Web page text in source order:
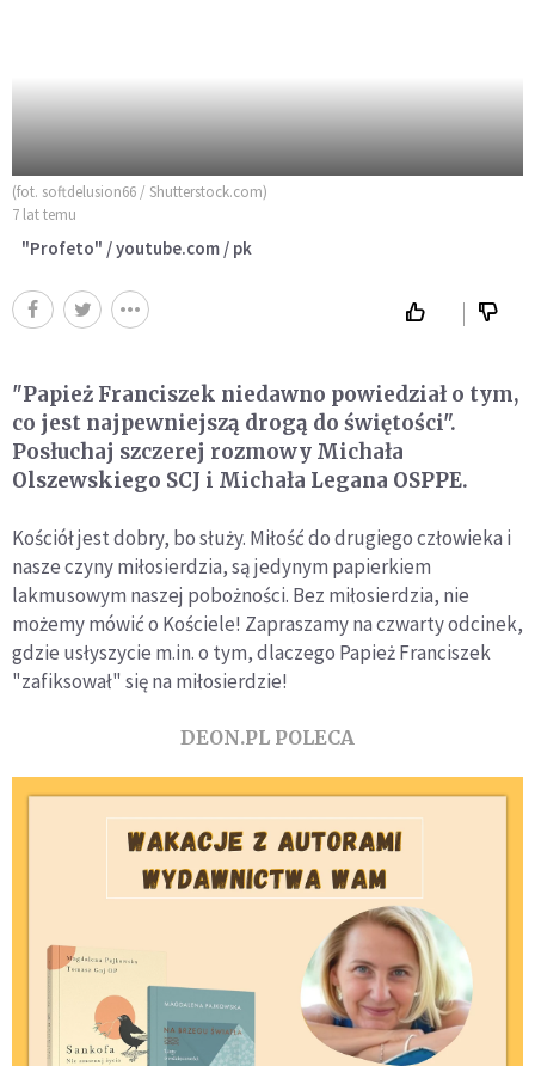
(fot. softdelusion66 / Shutterstock.com)
7 lat temu
"Profeto" / youtube.com / pk
"Papież Franciszek niedawno powiedział o tym,
co jest najpewniejszą drogą do świętości".
Posłuchaj szczerej rozmowy Michała
Olszewskiego SCJ i Michała Legana OSPPE.
Kościół jest dobry, bo służy. Miłość do drugiego człowieka i
nasze czyny miłosierdzia, są jedynym papierkiem
lakmusowym naszej pobożności. Bez miłosierdzia, nie
możemy mówić o Kościele! Zapraszamy na czwarty odcinek,
gdzie usłyszycie m.in. o tym, dlaczego Papież Franciszek
"zafiksował" się na miłosierdzie!
DEON.PL POLECA